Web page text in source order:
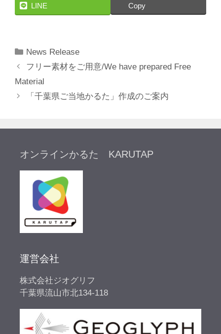
LINE Copy
カ
テ
News Release
フリー素材をご用意/We have prepared Free
Material
「千葉県ご当地かるた」作成のご案内
オンラインかるた KARUTAP
運営会社
株式会社ジオグリフ
千葉県流山市北134-118